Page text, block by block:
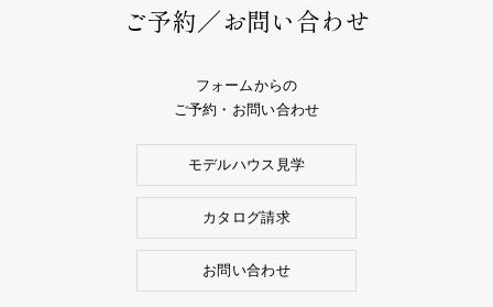
ご予約／お問い合わせ
フォームからの
ご予約・お問い合わせ
モデルハウス見学
カタログ請求
お問い合わせ